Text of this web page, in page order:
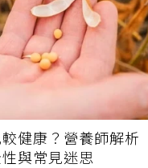
健康？營養師解析
與常見迷思